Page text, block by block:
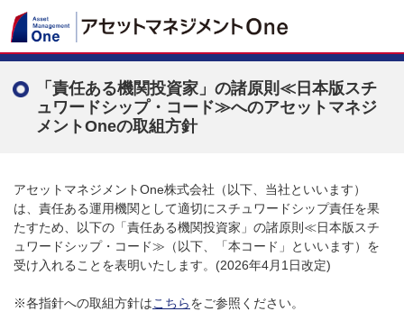
「責任ある機関投資家」の諸原則≪日本版スチ
ュワードシップ・コード≫へのアセットマネジ
メントOneの取組方針
アセットマネジメントOne株式会社（以下、当社といいます）
は、責任ある運用機関として適切にスチュワードシップ責任を果
たすため、以下の「責任ある機関投資家」の諸原則≪日本版スチ
ュワードシップ・コード≫（以下、「本コード」といいます）を
受け入れることを表明いたします。(2026年4月1日改定)
※各指針への取組方針はこちらをご参照ください。